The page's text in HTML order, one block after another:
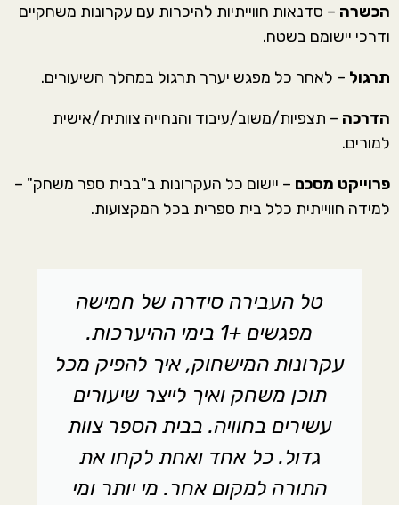
הכשרה – סדנאות חווייתיות להיכרות עם עקרונות משחקיים
ודרכי יישומם בשטח.
תרגול – לאחר כל מפגש יערך תרגול במהלך השיעורים.
הדרכה – תצפיות/משוב/עיבוד והנחייה צוותית/אישית
למורים.
פרוייקט מסכם – יישום כל העקרונות ב"בבית ספר משחק" –
למידה חווייתית כלל בית ספרית בכל המקצועות.
טל העבירה סידרה של חמישה
מפגשים +1 בימי ההיערכות.
עקרונות המישחוק, איך להפיק מכל
תוכן משחק ואיך לייצר שיעורים
עשירים בחוויה. בבית הספר צוות
גדול. כל אחד ואחת לקחו את
התורה למקום אחר. מי יותר ומי